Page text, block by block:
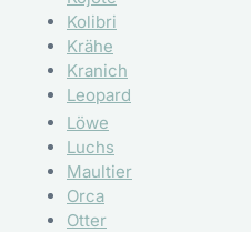
Kolibri
Krähe
Kranich
Leopard
Löwe
Luchs
Maultier
Orca
Otter